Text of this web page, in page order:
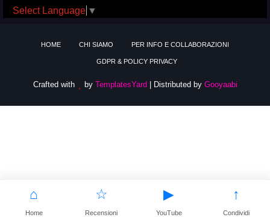
Select Language ▼
HOME CHI SIAMO PER INFO E COLLABORAZIONI
GDPR & POLICY PRIVACY
Crafted with by TemplatesYard | Distributed by Gooyaabi
⌂
Home
☆
Recensioni
▶
YouTube
↑
Condividi